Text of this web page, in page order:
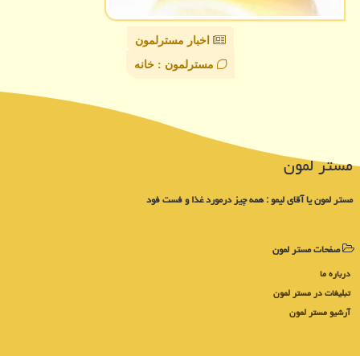
اخبار مسترلمون
مسترلمون : خانه
مستر لمون
مستر لمون یا آقای لیمو : همه چیز درمورد غذا و فست فود
صفحات مستر لمون
درباره ما
تبلیغات در مستر لمون
آرشیو مستر لمون